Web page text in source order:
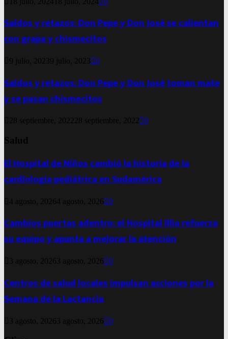
Saldos y retazos: Don Pepe y Don José se calientan
con grapa y chismecitos
9 julio, 20239 julio, 2023 0
Saldos y retazos: Don Pepe y Don José toman mate
y se pasan chismecitos
28 septiembre, 202228 septiembre, 2022 0
Salud
El Hospital de Niños cambió la historia de la
cardiología pediátrica en Sudamérica
4 agosto, 20264 agosto, 2026 0
Cambios puertas adentro: el Hospital Illia refuerza
su equipo y apunta a mejorar la atención
3 agosto, 2026 3 agosto, 2026 0
Centros de salud locales impulsan acciones por la
Semana de la Lactancia
3 agosto, 2026 3 agosto, 2026 0